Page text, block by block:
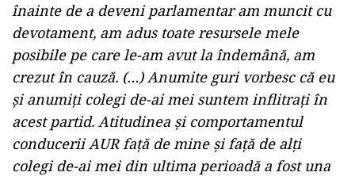
înainte de a deveni parlamentar am muncit cu
devotament, am adus toate resursele mele
posibile pe care le-am avut la îndemână, am
crezut în cauză. (…) Anumite guri vorbesc că eu
și anumiți colegi de-ai mei suntem inflitrați în
acest partid. Atitudinea și comportamentul
conducerii AUR față de mine și față de alți
colegi de-ai mei din ultima perioadă a fost una